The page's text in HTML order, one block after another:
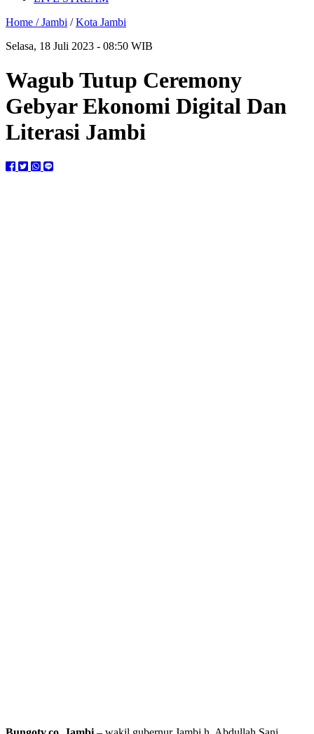
Home /Jambi /Kota Jambi
Selasa, 18 Juli 2023 - 08:50 WIB
Wagub Tutup Ceremony
Gebyar Ekonomi Digital Dan
Literasi Jambi